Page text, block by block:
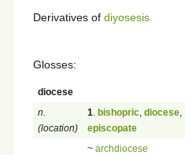
Derivatives of diyosesis
Glosses:
diocese
n.
(location)
1 bishopric diocese
episcopate
~ archdiocese